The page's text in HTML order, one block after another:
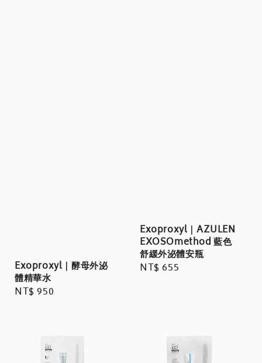
Exoproxyl｜酵母外泌
體精華水
Regular
NT$ 950
Exoproxyl｜AZULEN
EXOSOmethod 藍色
舒緩外泌體安瓶
Regular
NT$ 655